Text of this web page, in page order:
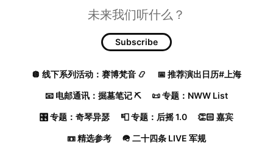
未来我们听什么？
Subscribe
🪩 线下系列活动：赛博梵音 📿 📅 推荐演出日历#上海
📧 电邮通讯：掘墓笔记 ⛏️ 📜 专题：NWW List
🎛️ 专题：奇琴异瑟 📮 专题：后摇 1.0 👏🏻 嘉宾
📼 精选参考 🪖 二十四条 LIVE 军规